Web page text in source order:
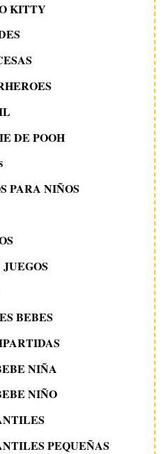
KITTY
DE POOH
PARA NIÑOS
BEBES
NIÑA
NIÑO
PEQUEÑAS